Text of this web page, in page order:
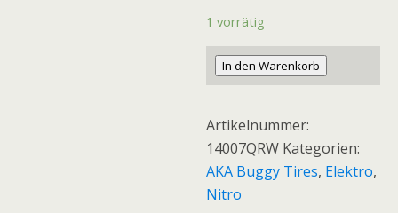
1 vorrätig
AKA
14007QRW
SUPER-
SOFT
LONG
WEAR
In den Warenkorb
Artikelnummer:
14007QRW Kategorien:
AKA Buggy Tires, Elektro,
Nitro